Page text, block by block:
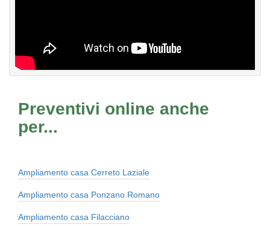
Preventivi online anche
per...
Ampliamento casa Cerreto Laziale
Ampliamento casa Ponzano Romano
Ampliamento casa Filacciano